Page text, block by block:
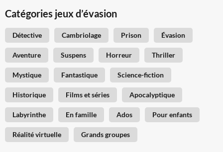
Catégories jeux d’évasion
Détective Cambriolage Prison Évasion
Aventure Suspens Horreur Thriller
Mystique Fantastique Science-fiction
Historique Films et séries Apocalyptique
Labyrinthe En famille Ados Pour enfants
Réalité virtuelle Grands groupes